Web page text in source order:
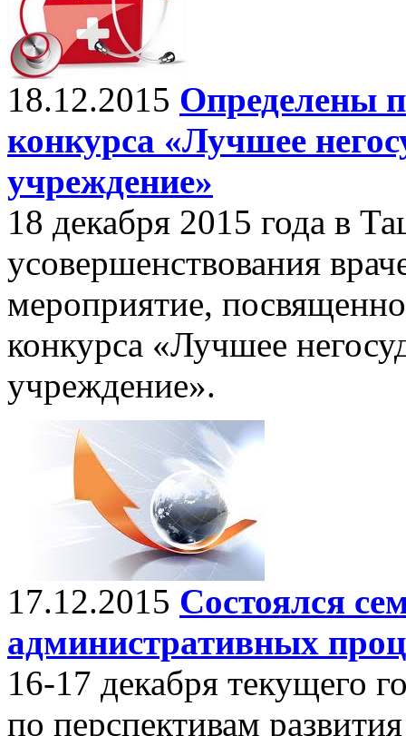
18.12.2015 Определены
конкурса «Лучшее
учреждение»
18 декабря 2015 года в
усовершенствования
мероприятие,
конкурса «Лучшее
учреждение».
17.12.2015 Состоялся
административных
16-17 декабря текущего
по перспективам